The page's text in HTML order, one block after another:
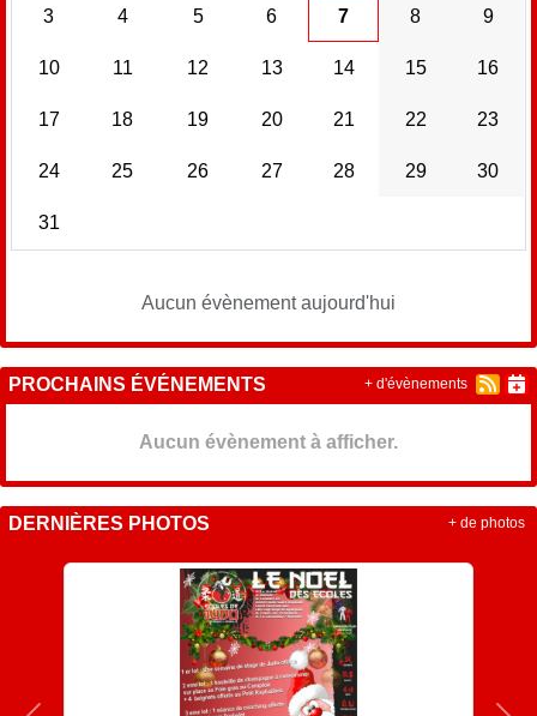
3 4 5 6 7 8 9
10 11 12 13 14 15 16
17 18 19 20 21 22 23
24 25 26 27 28 29 30
31
Aucun évènement aujourd'hui
PROCHAINS ÉVÉNEMENTS
Aucun évènement à afficher.
+ d'évènements
DERNIÈRES PHOTOS + de photos